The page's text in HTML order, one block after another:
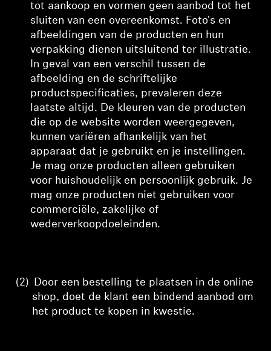
tot aankoop en vormen geen aanbod tot het
sluiten van een overeenkomst. Foto's en
afbeeldingen van de producten en hun
verpakking dienen uitsluitend ter illustratie.
In geval van een verschil tussen de
afbeelding en de schriftelijke
productspecificaties, prevaleren deze
laatste altijd. De kleuren van de producten
die op de website worden weergegeven,
kunnen variëren afhankelijk van het
apparaat dat je gebruikt en je instellingen.
Je mag onze producten alleen gebruiken
voor huishoudelijk en persoonlijk gebruik. Je
mag onze producten niet gebruiken voor
commerciële, zakelijke of
wederverkoopdoeleinden.
(2) Door een bestelling te plaatsen in de online
shop, doet de klant een bindend aanbod om
het product te kopen in kwestie.